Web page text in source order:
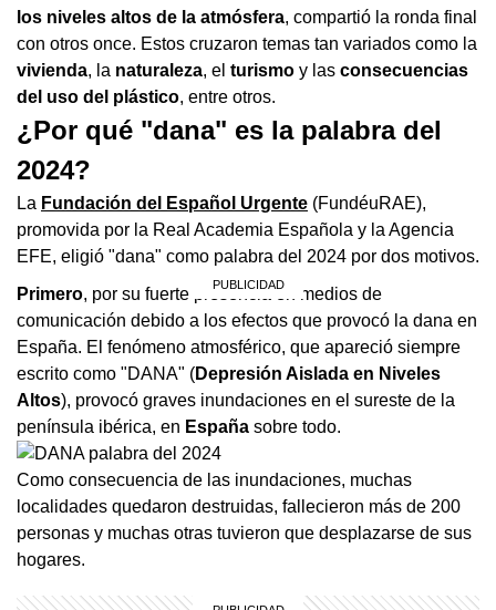
los niveles altos de la atmósfera, compartió la ronda final
con otros once. Estos cruzaron temas tan variados como la
vivienda, la naturaleza, el turismo y las consecuencias
del uso del plástico, entre otros.
¿Por qué "dana" es la palabra del
2024?
La Fundación del Español Urgente (FundéuRAE),
promovida por la Real Academia Española y la Agencia
EFE, eligió "dana" como palabra del 2024 por dos motivos.
Primero, por su fuerte presencia en medios de
comunicación debido a los efectos que provocó la dana en
España. El fenómeno atmosférico, que apareció siempre
escrito como "DANA" (Depresión Aislada en Niveles
Altos), provocó graves inundaciones en el sureste de la
península ibérica, en España sobre todo.
Como consecuencia de las inundaciones, muchas
localidades quedaron destruidas, fallecieron más de 200
personas y muchas otras tuvieron que desplazarse de sus
hogares.